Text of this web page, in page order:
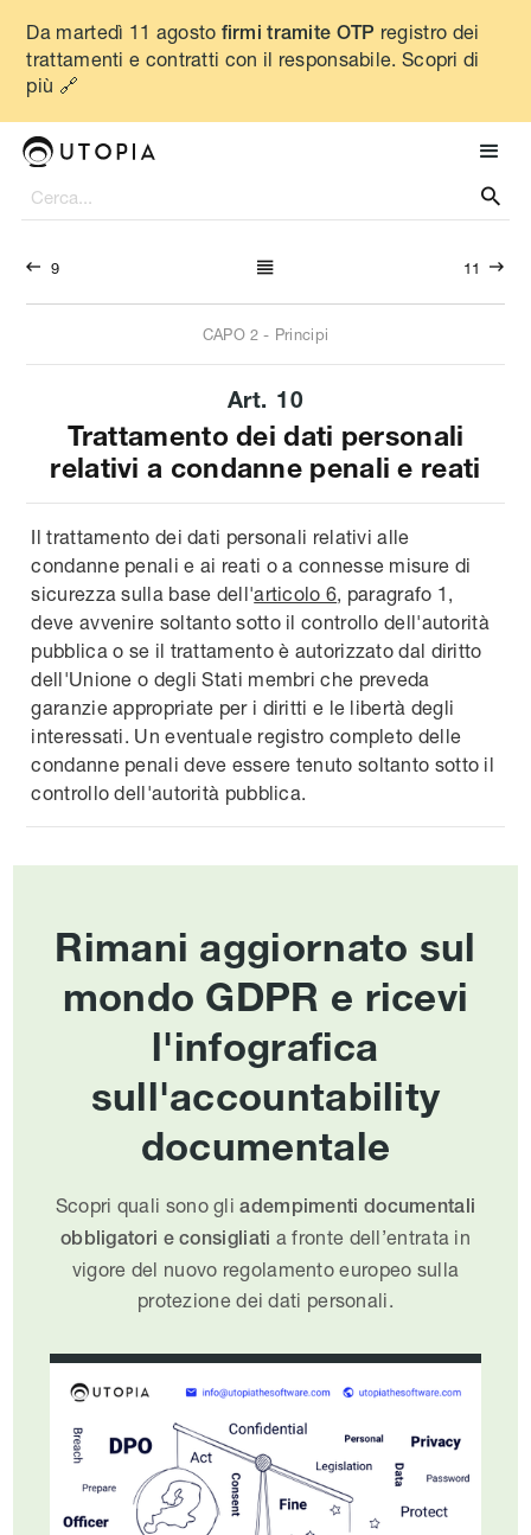
Da martedì 11 agosto firmi tramite OTP registro dei
trattamenti e contratti con il responsabile. Scopri di
più 🔗

 9  11 
CAPO 2 - Principi
Art. 10
Trattamento dei dati personali
relativi a condanne penali e reati
Il trattamento dei dati personali relativi alle
condanne penali e ai reati o a connesse misure di
sicurezza sulla base dell'articolo 6, paragrafo 1,
deve avvenire soltanto sotto il controllo dell'autorità
pubblica o se il trattamento è autorizzato dal diritto
dell'Unione o degli Stati membri che preveda
garanzie appropriate per i diritti e le libertà degli
interessati. Un eventuale registro completo delle
condanne penali deve essere tenuto soltanto sotto il
controllo dell'autorità pubblica.
Rimani aggiornato sul
mondo GDPR e ricevi
l'infografica
sull'accountability
documentale
Scopri quali sono gliadempimenti documentali
obbligatori e consigliati a fronte dell’entrata in
vigore del nuovo regolamento europeo sulla
protezione dei dati personali.